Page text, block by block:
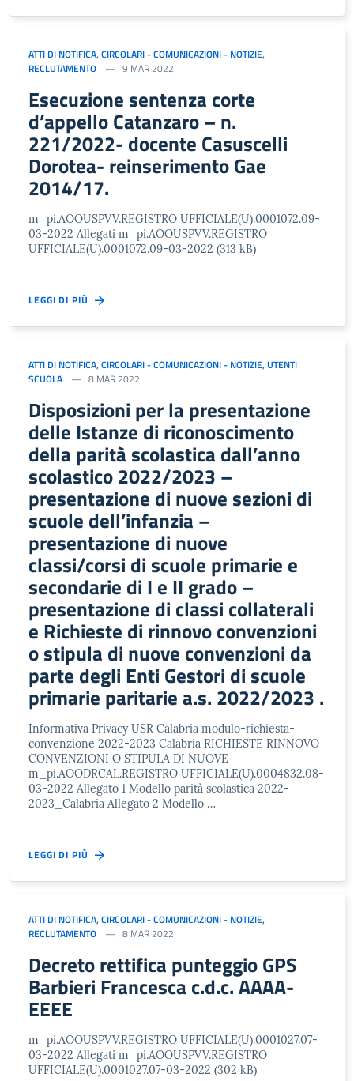
ATTI DI NOTIFICA, CIRCOLARI - COMUNICAZIONI - NOTIZIE,
RECLUTAMENTO
9 MAR 2022
Esecuzione sentenza corte
d’appello Catanzaro – n.
221/2022- docente Casuscelli
Dorotea- reinserimento Gae
2014/17.
m_pi.AOOUSPVV.REGISTRO UFFICIALE(U).0001072.09-
03-2022 Allegati m_pi.AOOUSPVV.REGISTRO
UFFICIALE(U).0001072.09-03-2022 (313 kB)
LEGGI DI PIÙ
ATTI DI NOTIFICA, CIRCOLARI - COMUNICAZIONI - NOTIZIE, UTENTI
SCUOLA
8 MAR 2022
Disposizioni per la presentazione
delle Istanze di riconoscimento
della parità scolastica dall’anno
scolastico 2022/2023 –
presentazione di nuove sezioni di
scuole dell’infanzia –
presentazione di nuove
classi/corsi di scuole primarie e
secondarie di I e II grado –
presentazione di classi collaterali
e Richieste di rinnovo convenzioni
o stipula di nuove convenzioni da
parte degli Enti Gestori di scuole
primarie paritarie a.s. 2022/2023 .
Informativa Privacy USR Calabria modulo-richiesta-
convenzione 2022-2023 Calabria RICHIESTE RINNOVO
CONVENZIONI O STIPULA DI NUOVE
m_pi.AOODRCAL.REGISTRO UFFICIALE(U).0004832.08-
03-2022 Allegato 1 Modello parità scolastica 2022-
2023_Calabria Allegato 2 Modello …
LEGGI DI PIÙ
ATTI DI NOTIFICA, CIRCOLARI - COMUNICAZIONI - NOTIZIE,
RECLUTAMENTO
8 MAR 2022
Decreto rettifica punteggio GPS
Barbieri Francesca c.d.c. AAAA-
EEEE
m_pi.AOOUSPVV.REGISTRO UFFICIALE(U).0001027.07-
03-2022 Allegati m_pi.AOOUSPVV.REGISTRO
UFFICIALE(U).0001027.07-03-2022 (302 kB)